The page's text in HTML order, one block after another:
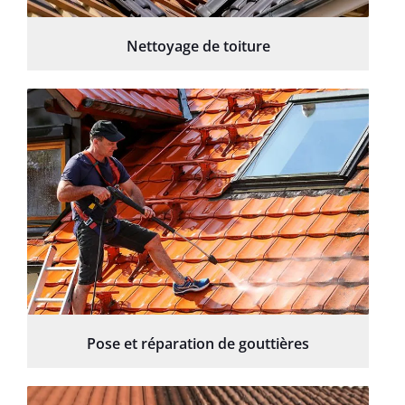
Nettoyage de toiture
Pose et réparation de gouttières